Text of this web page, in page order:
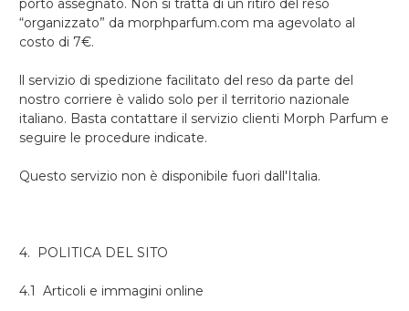
porto assegnato. Non si tratta di un ritiro del reso
“organizzato” da morphparfum.com ma agevolato al
costo di 7€.
ll servizio di spedizione facilitato del reso da parte del
nostro corriere è valido solo per il territorio nazionale
italiano. Basta contattare il servizio clienti Morph Parfum e
seguire le procedure indicate.
Questo servizio non è disponibile fuori dall'Italia.
4. POLITICA DEL SITO
4.1 Articoli e immagini online